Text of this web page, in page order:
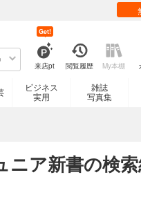
来店pt
Get!
閲覧履歴 My本棚
ビジネス
実用
雑誌
写真集
ニア新書の検